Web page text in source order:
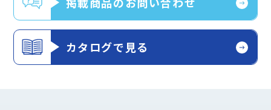
カタログで見る